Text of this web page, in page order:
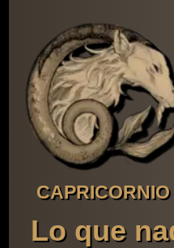
CAPRICORNIO
Lo que